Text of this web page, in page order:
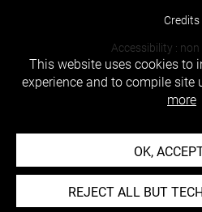
Credits
Accessibility :
This website uses cookies to
experience and to compile site
more
OK,
REJECT ALL BUT